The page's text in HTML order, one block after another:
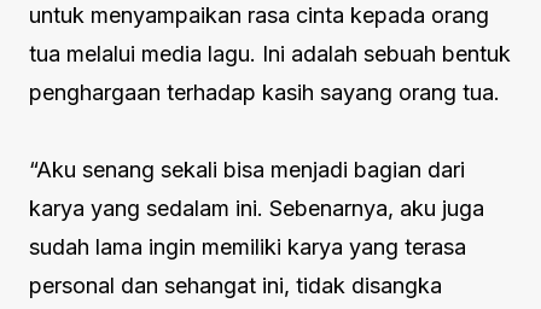
untuk menyampaikan rasa cinta kepada orang
tua melalui media lagu. Ini adalah sebuah bentuk
penghargaan terhadap kasih sayang orang tua.
“Aku senang sekali bisa menjadi bagian dari
karya yang sedalam ini. Sebenarnya, aku juga
sudah lama ingin memiliki karya yang terasa
personal dan sehangat ini, tidak disangka